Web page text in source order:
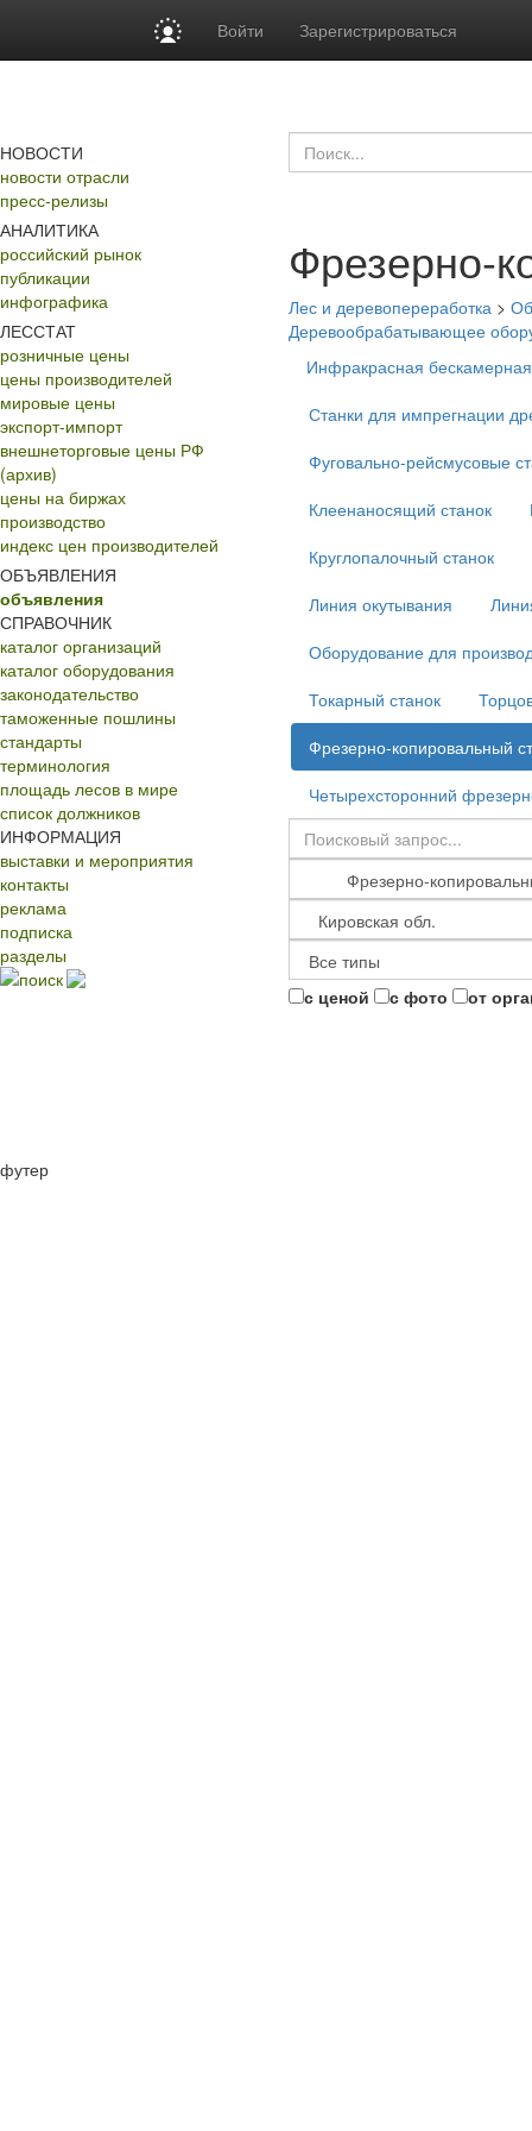
Войти Зарегистрироваться
НОВОСТИ
новости отрасли
пресс-релизы
АНАЛИТИКА
российский рынок
публикации
инфографика
ЛЕССТАТ
розничные цены
цены производителей
мировые цены
экспорт-импорт
внешнеторговые цены РФ
(архив)
цены на биржах
производство
индекс цен производителей
ОБЪЯВЛЕНИЯ
объявления
СПРАВОЧНИК
каталог организаций
каталог оборудования
законодательство
таможенные пошлины
стандарты
терминология
площадь лесов в мире
список должников
ИНФОРМАЦИЯ
выставки и мероприятия
контакты
реклама
подписка
разделы
поиск
Фрезерно-
Лес и деревопереработка >
Деревообрабатывающее
Инфракрасная
Станки для импрегнации
Фуговально-рейсмусовые
Клеенаносящий станок
Круглопалочный станок
Линия окутывания
Оборудование для
Токарный станок
Фрезерно-копировальный
Четырехсторонний
с ценой с фото от
футер